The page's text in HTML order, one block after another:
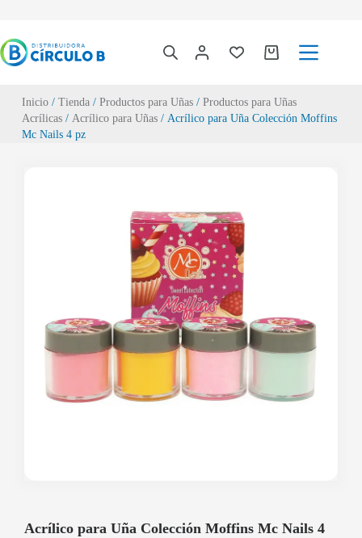
Inicio/ Tienda/ Productos para Uñas/ Productos para Uñas
Acrílicas/ Acrílico para Uñas/ Acrílico para Uña Colección Moffins
Mc Nails 4 pz
Acrílico para Uña Colección Moffins Mc Nails 4